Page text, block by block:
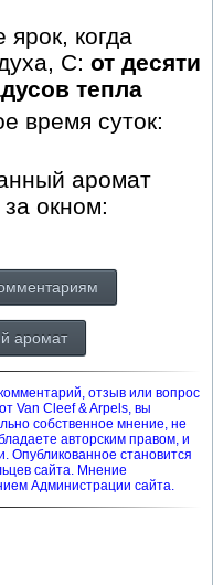
когда
С: от десяти
тепла
время суток:
аромат
окном:
аромат
отзыв или вопрос
Van Cleef & Arpels, вы
собственное мнение, не
авторским правом, и
Опубликованное становится
сайта. Мнение
Администрации сайта.